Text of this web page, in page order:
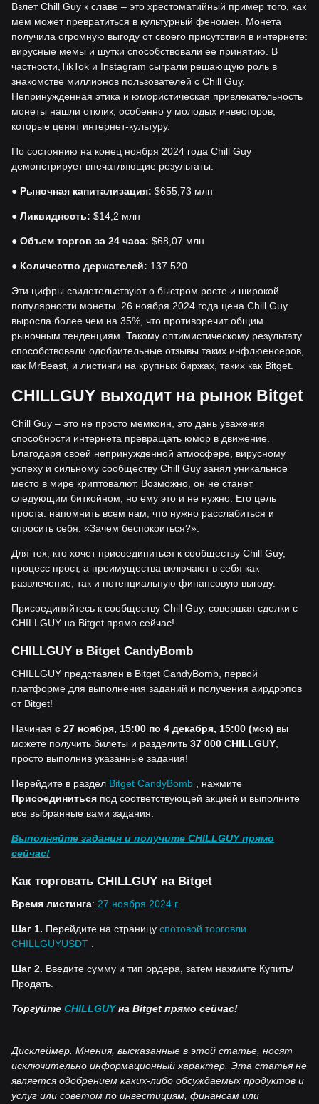
Взлет Chill Guy к славе – это хрестоматийный пример того, как
мем может превратиться в культурный феномен. Монета
получила огромную выгоду от своего присутствия в интернете:
вирусные мемы и шутки способствовали ее принятию. В
частности,TikTok и Instagram сыграли решающую роль в
знакомстве миллионов пользователей с Chill Guy.
Непринужденная этика и юмористическая привлекательность
монеты нашли отклик, особенно у молодых инвесторов,
которые ценят интернет-культуру.
По состоянию на конец ноября 2024 года Chill Guy
демонстрирует впечатляющие результаты:
● Рыночная капитализация: $655,73 млн
● Ликвидность: $14,2 млн
● Объем торгов за 24 часа: $68,07 млн
● Количество держателей: 137 520
Эти цифры свидетельствуют о быстром росте и широкой
популярности монеты. 26 ноября 2024 года цена Chill Guy
выросла более чем на 35%, что противоречит общим
рыночным тенденциям. Такому оптимистическому результату
способствовали одобрительные отзывы таких инфлюенсеров,
как MrBeast, и листинги на крупных биржах, таких как Bitget.
CHILLGUY выходит на рынок Bitget
Chill Guy – это не просто мемкоин, это дань уважения
способности интернета превращать юмор в движение.
Благодаря своей непринужденной атмосфере, вирусному
успеху и сильному сообществу Chill Guy занял уникальное
место в мире криптовалют. Возможно, он не станет
следующим биткойном, но ему это и не нужно. Его цель
проста: напомнить всем нам, что нужно расслабиться и
спросить себя: «Зачем беспокоиться?».
Для тех, кто хочет присоединиться к сообществу Chill Guy,
процесс прост, а преимущества включают в себя как
развлечение, так и потенциальную финансовую выгоду.
Присоединяйтесь к сообществу Chill Guy, совершая сделки с
CHILLGUY на Bitget прямо сейчас!
CHILLGUY в Bitget CandyBomb
CHILLGUY представлен в Bitget CandyBomb, первой
платформе для выполнения заданий и получения аирдропов
от Bitget!
Начиная с 27 ноября, 15:00 по 4 декабря, 15:00 (мск) вы
можете получить билеты и разделить 37 000 CHILLGUY,
просто выполнив указанные задания!
Перейдите в раздел Bitget CandyBomb , нажмите
Присоединиться под соответствующей акцией и выполните
все выбранные вами задания.
Выполняйте задания и получите CHILLGUY прямо
сейчас!
Как торговать CHILLGUY на Bitget
Время листинга: 27 ноября 2024 г.
Шаг 1. Перейдите на страницу спотовой торговли
CHILLGUYUSDT .
Шаг 2. Введите сумму и тип ордера, затем нажмите Купить/
Продать.
Торгуйте CHILLGUY на Bitget прямо сейчас!
Дисклеймер. Мнения, высказанные в этой статье, носят
исключительно информационный характер. Эта статья не
является одобрением каких-либо обсуждаемых продуктов и
услуг или советом по инвестициям, финансам или